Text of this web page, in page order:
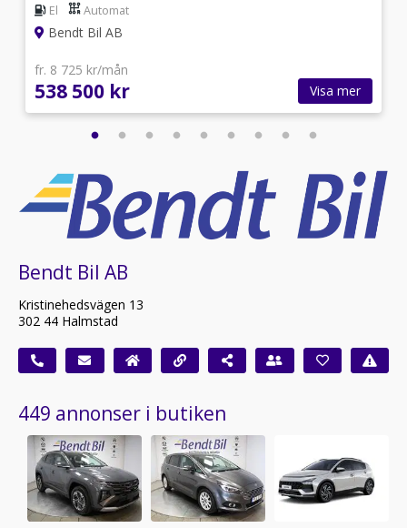
El Automat
Bendt Bil AB
fr. 8 725 kr/mån
538 500 kr Visa mer
Bendt Bil AB
Kristinehedsvägen 13
302 44 Halmstad
449 annonser i butiken